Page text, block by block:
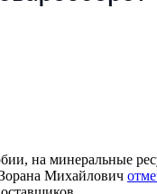
на минеральные
Михайлович